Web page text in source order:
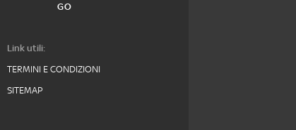
GO
Link utili:
TERMINI E CONDIZIONI
SITEMAP